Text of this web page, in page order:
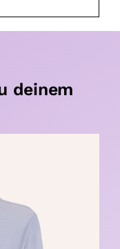
deinem